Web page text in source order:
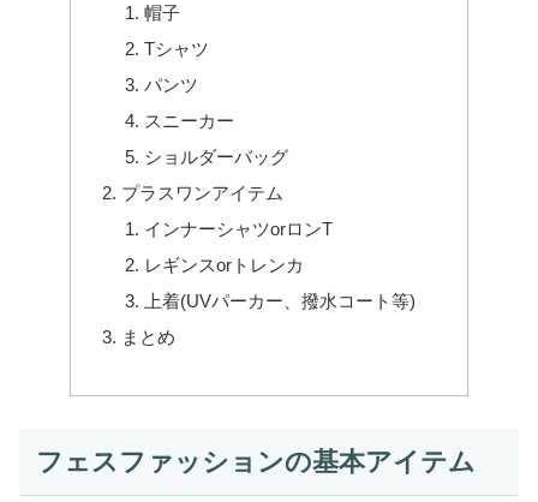
帽子
Tシャツ
パンツ
スニーカー
ショルダーバッグ
プラスワンアイテム
インナーシャツorロンT
レギンスorトレンカ
上着(UVパーカー、撥水コート等)
まとめ
フェスファッションの基本アイテム